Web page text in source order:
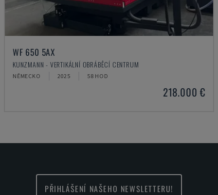
WF 650 5AX
KUNZMANN - VERTIKÁLNÍ OBRÁBĚCÍ CENTRUM
NĚMECKO 2025 58 HOD
218.000 €
PŘIHLÁŠENÍ NAŠEHO NEWSLETTERU!